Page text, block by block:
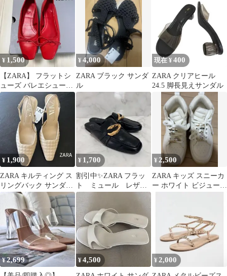
36
¥ 1,500
【ZARA】 フラットシ
ューズ バレエシューズ
レッド
¥4,000
ZARA ブラック サンダ
ル
現在 ¥ 400
ZARA クリアヒール
24.5 脚長見えサンダル
¥ 1,900
ZARA キルティング ス
リングバック サンダル
ベージュ 38
¥ 1,700
割引中✨ZARA フラッ
ト ミュール レザ
ー ブラック ゴール
¥ 2,500
ZARA キッズ スニーカ
ー ホワイト ビジュー付
¥2,699 ¥4,500 ¥2,000